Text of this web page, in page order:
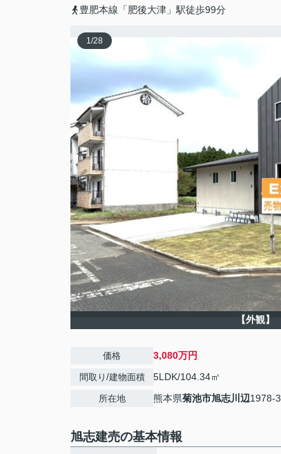
豊肥本線「肥後大津」駅徒歩99分
1/28
【外観】
価格 3,080万円
間取り/建物面積 5LDK/104.34㎡
所在地 熊本県菊池市旭志川辺1978-3
旭志建売の基本情報